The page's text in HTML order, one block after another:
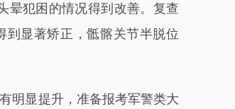
晕犯困的情况得到改善。复查
到显著矫正，骶髂关节半脱位
明显提升，准备报考军警类大